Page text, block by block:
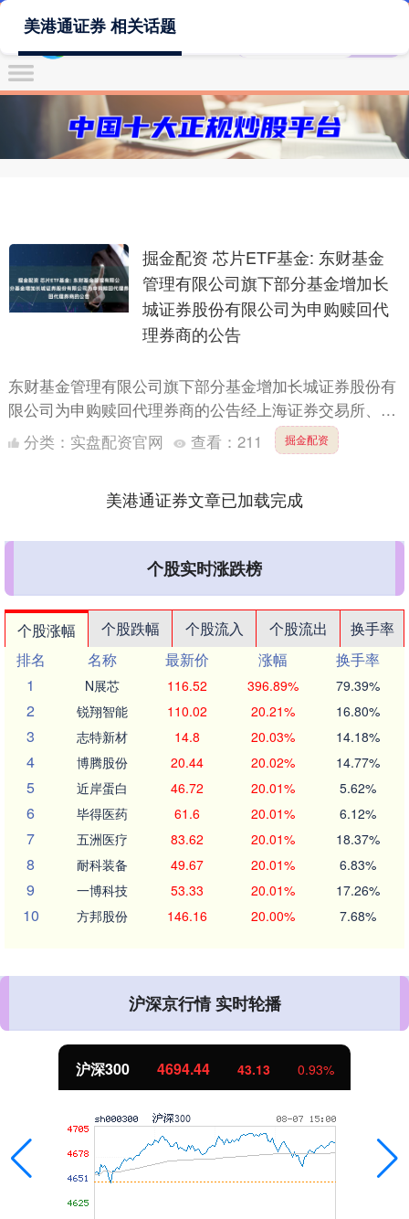
美港通证券 相关话题
掘金配资 芯片ETF基金: 东财基金
管理有限公司旗下部分基金增加长
城证券股份有限公司为申购赎回代
理券商的公告
东财基金管理有限公司旗下部分基金增加长城证券股份有
限公司为申购赎回代理券商的公告经上海证券交易所、深
圳证券交易所确认，根据东财基金管理有限公司（以下简
称：本公司....
分类： 实盘配资官网 查看： 211 掘金配资
美港通证券文章已加载完成
个股实时涨跌榜
个股涨幅 个股跌幅 个股流入 个股流出
换手率
排名
名称 最新价 涨幅
换手率
1
N展芯 116.52 396.89% 79.39%
2 锐翔智能 110.02 20.21% 16.80%
3 志特新材 14.8 20.03% 14.18%
4 博腾股份 20.44 20.02% 14.77%
5 近岸蛋白 46.72 20.01% 5.62%
6 毕得医药 61.6 20.01% 6.12%
7 五洲医疗 83.62 20.01% 18.37%
8 耐科装备 49.67 20.01% 6.83%
9 一博科技 53.33 20.01% 17.26%
10 方邦股份 146.16 20.00% 7.68%
沪深京行情 实时轮播
沪深300 4694.44 43.13 0.93%